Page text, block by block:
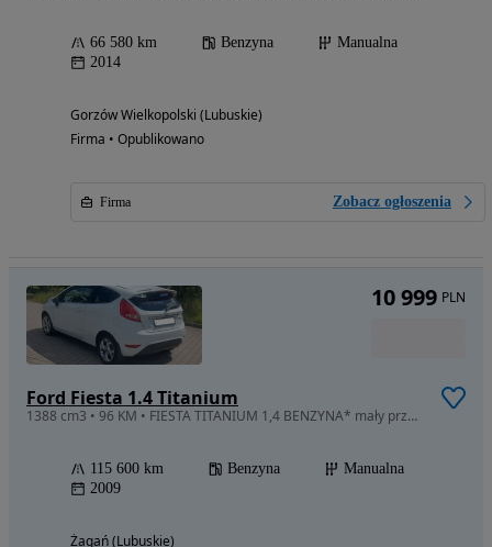
66 580 km Benzyna
Manualna
2014
Gorzów Wielkopolski (Lubuskie)
Firma • Opublikowano
Firma Zobacz ogłoszenia
Ford Fiesta 1.4 Titanium
1388 cm3 • 96 KM • FIESTA TITANIUM 1,4 BENZYNA* mały przebieg*zobacz warto
115 600 km Benzyna
Manualna
2009
Żagań (Lubuskie)
10 999 PLN